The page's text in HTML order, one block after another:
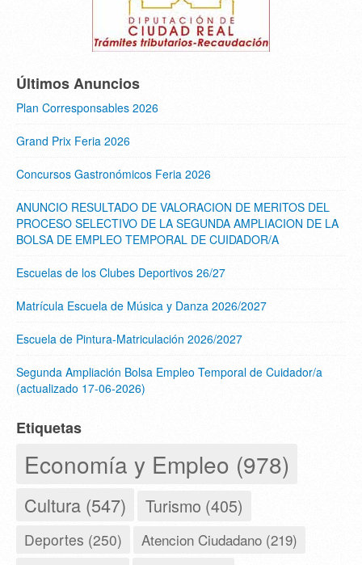
Últimos Anuncios
Plan Corresponsables 2026
Grand Prix Feria 2026
Concursos Gastronómicos Feria 2026
ANUNCIO RESULTADO DE VALORACION DE MERITOS DEL
PROCESO SELECTIVO DE LA SEGUNDA AMPLIACION DE LA
BOLSA DE EMPLEO TEMPORAL DE CUIDADOR/A
Escuelas de los Clubes Deportivos 26/27
Matrícula Escuela de Música y Danza 2026/2027
Escuela de Pintura-Matriculación 2026/2027
Segunda Ampliación Bolsa Empleo Temporal de Cuidador/a
(actualizado 17-06-2026)
Etiquetas
Economía y Empleo (978)
Cultura (547) Turismo (405)
Deportes (250) Atencion Ciudadano (219)